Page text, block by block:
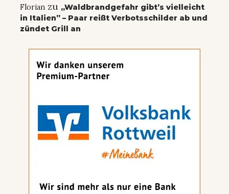
Florian zu „Waldbrandgefahr gibt’s vielleicht
in Italien” – Paar reißt Verbotsschilder ab und
zündet Grill an